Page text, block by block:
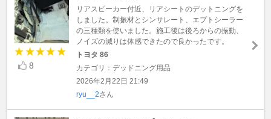
8
リアスピーカー付近、リアシートのデットニングを
しました。制振材とシンサレート、エプトシーラー
の三種類を使いました。施工後は後ろからの振動、
ノイズの減りは体感できたので良かったです。
トヨタ 86
カテゴリ：デッドニング用品
2026年2月22日 21:49
ryu__2さん